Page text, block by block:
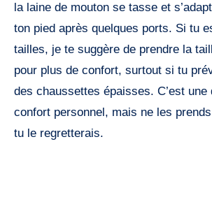
la laine de mouton se tasse et
ton pied après quelques ports. Si tu
tailles, je te suggère de prendre la
pour plus de confort, surtout si tu
des chaussettes épaisses. C’est une
confort personnel, mais ne les
tu le regretterais.